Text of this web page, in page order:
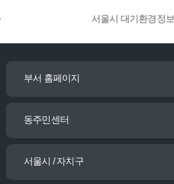
서울시 대기환경정보
부서 홈페이지
동주민센터
서울시 / 자치구